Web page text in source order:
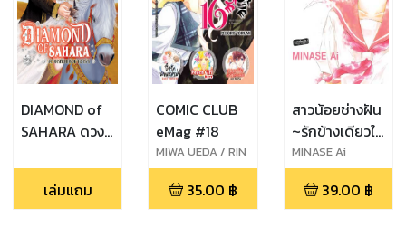
DIAMOND of
SAHARA ดวง
ร่า (EPUB)
เล่มแถม
COMIC CLUB
eMag #18
MIWA UEDA / RIN
MIASA / SAKI
HARUKI /
PEDORO
35.00 ฿
สาวน้อยช่างฝัน
~รักข้างเดียวใน
ชุดเครื่องแบบ~
1
MINASE Ai
39.00 ฿